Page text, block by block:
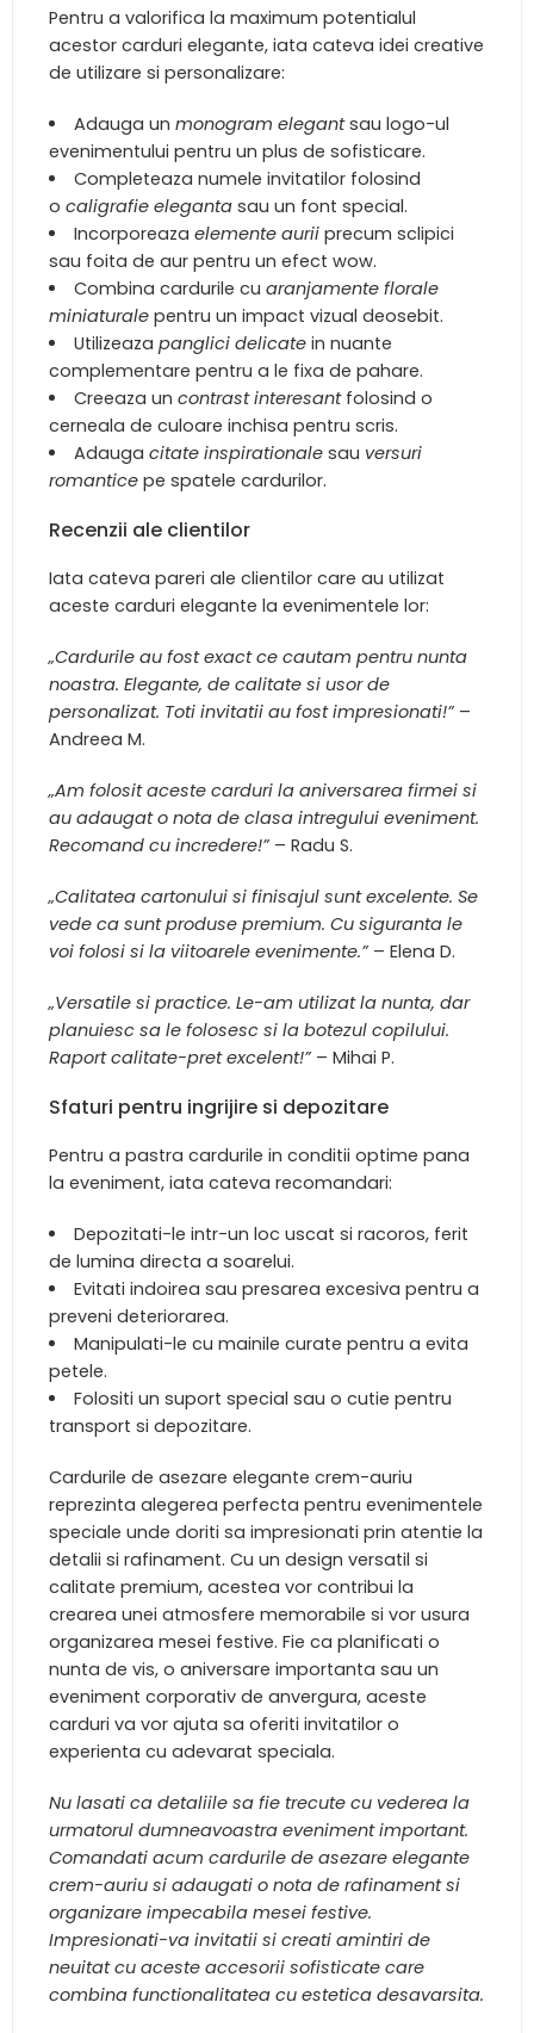
Pentru a valorifica la maximum potentialul
acestor carduri elegante, iata cateva idei creative
de utilizare si personalizare:
Adauga un monogram elegantsau logo-ul
evenimentului pentru un plus de sofisticare.
Completeaza numele invitatilor folosind
o caligrafie eleganta sau un font special.
Incorporeaza elemente auriiprecum sclipici
sau foita de aur pentru un efect wow.
Combina cardurile cu aranjamente florale
miniaturale pentru un impact vizual deosebit.
Utilizeaza panglici delicatein nuante
complementare pentru a le fixa de pahare.
Creeaza un contrast interesantfolosind o
cerneala de culoare inchisa pentru scris.
Adauga citate inspirationalesau versuri
romantice pe spatele cardurilor.
Recenzii ale clientilor
Iata cateva pareri ale clientilor care au utilizat
aceste carduri elegante la evenimentele lor:
„Cardurile au fost exact ce cautam pentru nunta
noastra. Elegante, de calitate si usor de
personalizat. Toti invitatii au fost impresionati!”–
Andreea M.
„Am folosit aceste carduri la aniversarea firmei si
au adaugat o nota de clasa intregului eveniment.
Recomand cu incredere!”– Radu S.
„Calitatea cartonului si finisajul sunt excelente. Se
vede ca sunt produse premium. Cu siguranta le
voi folosi si la viitoarele evenimente.”– Elena D.
„Versatile si practice. Le-am utilizat la nunta, dar
planuiesc sa le folosesc si la botezul copilului.
Raport calitate-pret excelent!”– Mihai P.
Sfaturi pentru ingrijire si depozitare
Pentru a pastra cardurile in conditii optime pana
la eveniment, iata cateva recomandari:
Depozitati-le intr-un loc uscat si racoros, ferit
de lumina directa a soarelui.
Evitati indoirea sau presarea excesiva pentru a
preveni deteriorarea.
Manipulati-le cu mainile curate pentru a evita
petele.
Folositi un suport special sau o cutie pentru
transport si depozitare.
Cardurile de asezare elegante crem-auriu
reprezinta alegerea perfecta pentru evenimentele
speciale unde doriti sa impresionati prin atentie la
detalii si rafinament. Cu un design versatil si
calitate premium, acestea vor contribui la
crearea unei atmosfere memorabile si vor usura
organizarea mesei festive. Fie ca planificati o
nunta de vis, o aniversare importanta sau un
eveniment corporativ de anvergura, aceste
carduri va vor ajuta sa oferiti invitatilor o
experienta cu adevarat speciala.
Nu lasati ca detaliile sa fie trecute cu vederea la
urmatorul dumneavoastra eveniment important.
Comandati acum cardurile de asezare elegante
crem-auriu si adaugati o nota de rafinament si
organizare impecabila mesei festive.
Impresionati-va invitatii si creati amintiri de
neuitat cu aceste accesorii sofisticate care
combina functionalitatea cu estetica desavarsita.